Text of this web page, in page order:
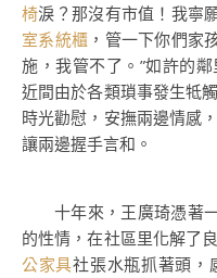
椅淚？那沒有市值！我寧
室系統櫃 ，管一下你們家
施，我管不了。”如許的
近間由於各類瑣事發生牴
時光勸慰，安撫兩邊情感
讓兩邊握手言和。
十年來，王廣琦憑著
的性情，在社區里化解了
公家具社張水瓶抓著頭，